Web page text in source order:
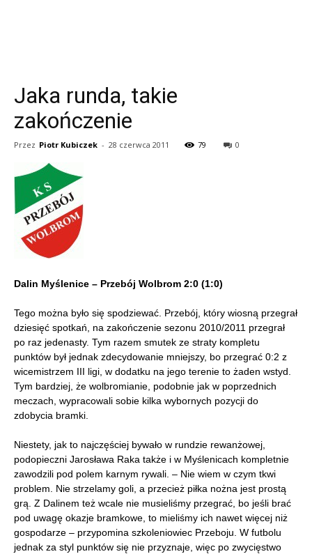
Jaka runda, takie
zakończenie
Przez Piotr Kubiczek - 28 czerwca 2011 79 0
Dalin Myślenice – Przebój Wolbrom 2:0 (1:0)
Tego można było się spodziewać. Przebój, który wiosną przegrał
dziesięć spotkań, na zakończenie sezonu 2010/2011 przegrał
po raz jedenasty. Tym razem smutek ze straty kompletu
punktów był jednak zdecydowanie mniejszy, bo przegrać 0:2 z
wicemistrzem III ligi, w dodatku na jego terenie to żaden wstyd.
Tym bardziej, że wolbromianie, podobnie jak w poprzednich
meczach, wypracowali sobie kilka wybornych pozycji do
zdobycia bramki.
Niestety, jak to najczęściej bywało w rundzie rewanżowej,
podopieczni Jarosława Raka także i w Myślenicach kompletnie
zawodzili pod polem karnym rywali. – Nie wiem w czym tkwi
problem. Nie strzelamy goli, a przecież piłka nożna jest prostą
grą. Z Dalinem też wcale nie musieliśmy przegrać, bo jeśli brać
pod uwagę okazje bramkowe, to mieliśmy ich nawet więcej niż
gospodarze – przypomina szkoleniowiec Przeboju. W futbolu
jednak za styl punktów się nie przyznaje, więc po zwycięstwo